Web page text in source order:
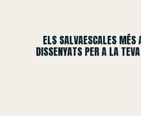
ELS SALVAESCALES MÉS
DISSENYATS PER A LA